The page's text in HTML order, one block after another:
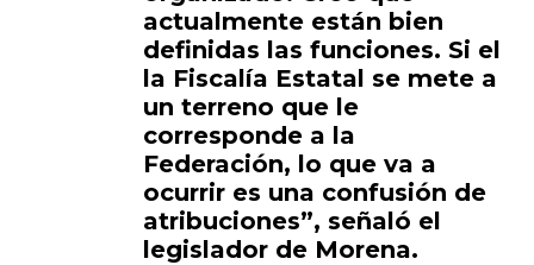
actualmente están bien
definidas las funciones. Si el
la Fiscalía Estatal se mete a
un terreno que le
corresponde a la
Federación, lo que va a
ocurrir es una confusión de
atribuciones”, señaló el
legislador de Morena.